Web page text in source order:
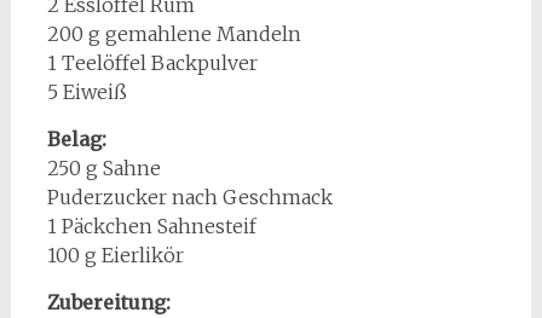
2 Esslöffel Rum
200 g gemahlene Mandeln
1 Teelöffel Backpulver
5 Eiweiß
Belag:
250 g Sahne
Puderzucker nach Geschmack
1 Päckchen Sahnesteif
100 g Eierlikör
Zubereitung: